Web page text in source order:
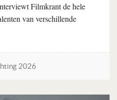
Filmkrant de hele
van verschillende
2026